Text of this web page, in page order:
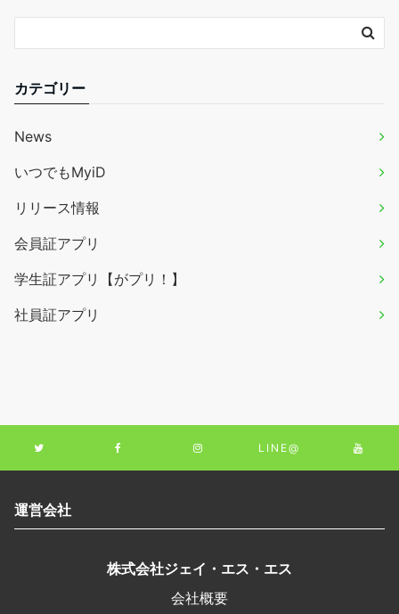
カテゴリー
News
いつでもMyiD
リリース情報
会員証アプリ
学生証アプリ【がプリ！】
社員証アプリ
LINE@
運営会社
株式会社ジェイ・エス・エス
会社概要